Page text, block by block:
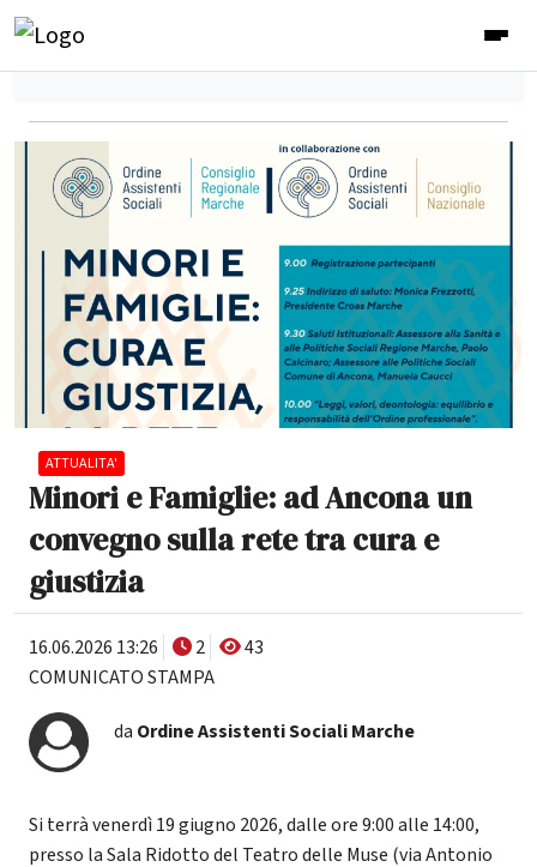
ATTUALITA'
Minori e Famiglie: ad Ancona un
convegno sulla rete tra cura e
giustizia
16.06.2026 13:26 2
43
COMUNICATO STAMPA
da Ordine Assistenti Sociali Marche
Si terrà venerdì 19 giugno 2026, dalle ore 9:00 alle 14:00,
presso la Sala Ridotto del Teatro delle Muse (via Antonio